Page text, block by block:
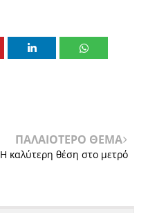
ΠΑΛΑΙΟΤΕΡΟ ΘΕΜΑ
Η καλύτερη θέση στο μετρό